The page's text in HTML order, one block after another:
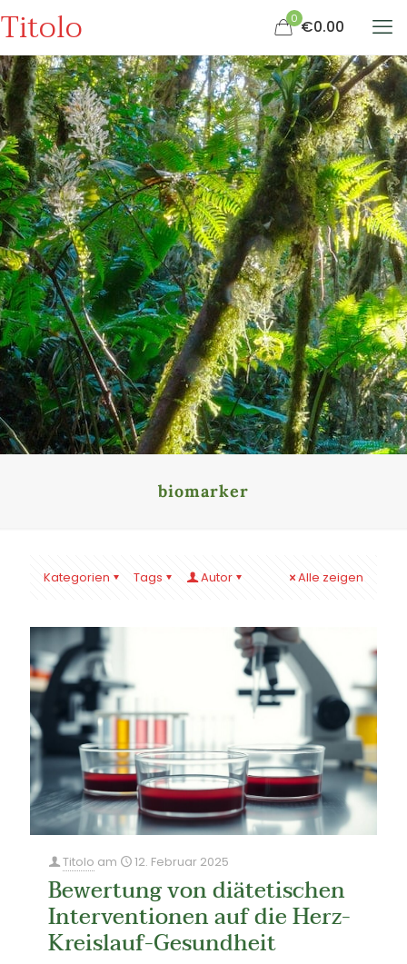
Titolo 0 €0.00
biomarker
Kategorien Tags Autor Alle zeigen
Titolo am 12. Februar 2025
Bewertung von diätetischen
Interventionen auf die Herz-
Kreislauf-Gesundheit